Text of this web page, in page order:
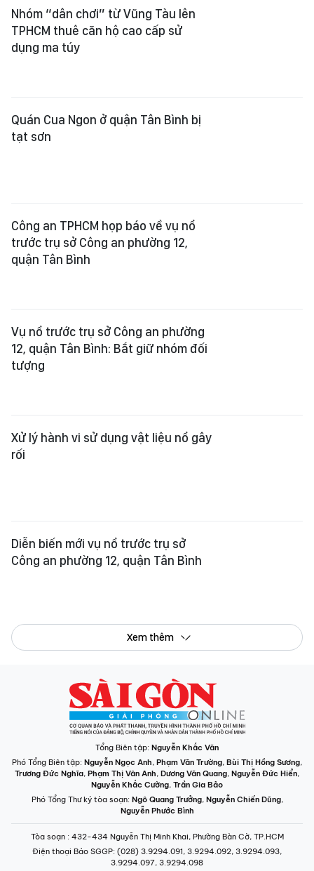
Nhóm “dân chơi” từ Vũng Tàu lên
TPHCM thuê căn hộ cao cấp sử
dụng ma túy
Quán Cua Ngon ở quận Tân Bình bị
tạt sơn
Công an TPHCM họp báo về vụ nổ
trước trụ sở Công an phường 12,
quận Tân Bình
Vụ nổ trước trụ sở Công an phường
12, quận Tân Bình: Bắt giữ nhóm đối
tượng
Xử lý hành vi sử dụng vật liệu nổ gây
rối
Diễn biến mới vụ nổ trước trụ sở
Công an phường 12, quận Tân Bình
Xem thêm
Tổng Biên tập: Nguyễn Khắc Văn
Phó Tổng Biên tập: Nguyễn Ngọc Anh, Phạm Văn Trường, Bùi Thị Hồng Sương,
Trương Đức Nghĩa, Phạm Thị Vân Anh, Dương Văn Quang, Nguyễn Đức Hiển,
Nguyễn Khắc Cường, Trần Gia Bảo
Phó Tổng Thư ký tòa soạn: Ngô Quang Trưởng, Nguyễn Chiến Dũng,
Nguyễn Phước Bình
Tòa soạn : 432-434 Nguyễn Thị Minh Khai, Phường Bàn Cờ, TP.HCM
Điện thoại Báo SGGP: (028) 3.9294.091, 3.9294.092, 3.9294.093,
3.9294.097, 3.9294.098